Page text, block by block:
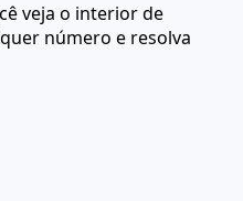
veja o interior de
número e resolva